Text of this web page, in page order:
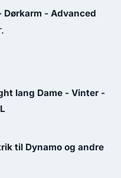
Dørkarm - Advanced
lang Dame - Vinter -
til Dynamo og andre